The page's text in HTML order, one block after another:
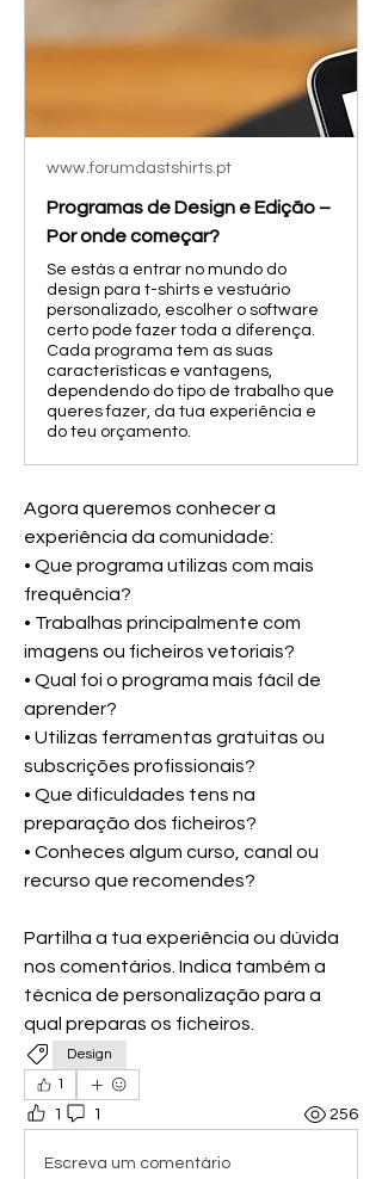
www.forumdastshirts.pt
Programas de Design e Edição –
Por onde começar?
Se estás a entrar no mundo do
design para t-shirts e vestuário
personalizado, escolher o software
certo pode fazer toda a diferença.
Cada programa tem as suas
características e vantagens,
dependendo do tipo de trabalho que
queres fazer, da tua experiência e
do teu orçamento.
Agora queremos conhecer a
experiência da comunidade:
• Que programa utilizas com mais
frequência?
• Trabalhas principalmente com
imagens ou ficheiros vetoriais?
• Qual foi o programa mais fácil de
aprender?
• Utilizas ferramentas gratuitas ou
subscrições profissionais?
• Que dificuldades tens na
preparação dos ficheiros?
• Conheces algum curso, canal ou
recurso que recomendes?
Partilha a tua experiência ou dúvida
nos comentários. Indica também a
técnica de personalização para a
qual preparas os ficheiros.
Design
1
1 1 256
Escreva um comentário